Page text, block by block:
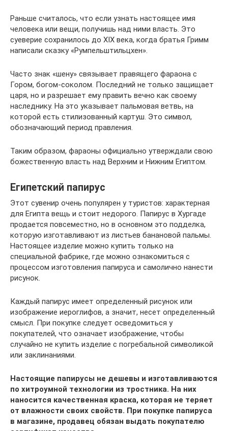
Раньше считалось, что если узнать настоящее имя
человека или вещи, получишь над ними власть. Это
суеверие сохранилось до XIX века, когда братья Гримм
написали сказку «Румпельштильцхен».
Часто знак «шену» связывает правящего фараона с
Гором, богом-соколом. Последний не только защищает
царя, но и разрешает ему править вечно как своему
наследнику. На это указывает пальмовая ветвь, на
которой есть стилизованный картуш. Это символ,
обозначающий период правления.
Таким образом, фараоны официально утверждали свою
божественную власть над Верхним и Нижним Египтом.
Египетский папирус
Этот сувенир очень популярен у туристов: характерная
для Египта вещь и стоит недорого. Папирус в Хургаде
продается повсеместно, но в основном это подделка,
которую изготавливают из листьев банановой пальмы.
Настоящее изделие можно купить только на
специальной фабрике, где можно ознакомиться с
процессом изготовления папируса и самолично нанести
рисунок.
Каждый папирус имеет определенный рисунок или
изображение иероглифов, а значит, несет определенный
смысл. При покупке следует осведомиться у
покупателей, что означает изображение, чтобы
случайно не купить изделие с погребальной символикой
или заклинаниями.
Настоящие папирусы не дешевы и изготавливаются
по хитроумной технологии из тростника. На них
наносится качественная краска, которая не теряет
от влажности своих свойств. При покупке папируса
в магазине, продавец обязан выдать покупателю